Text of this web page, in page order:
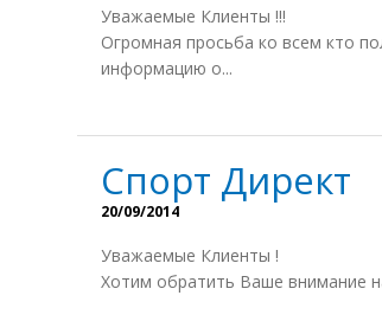
Уважаемые Клиенты !!!
Огромная просьба ко всем кто
информацию о...
Спорт Директ
20/09/2014
Уважаемые Клиенты !
Хотим обратить Ваше внимание